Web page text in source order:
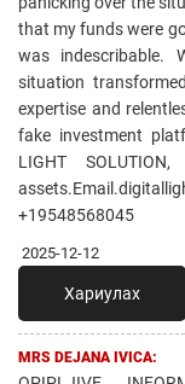
that my funds were
was indescribable.
situation
expertise and
fake investment
LIGHT
+19548568045
2025-12-12
Хариулах
MRS DEJANA IVICA: